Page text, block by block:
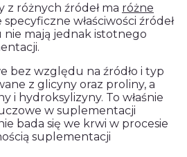
z różnych źródeł ma różne
specyficzne właściwości źródeł
mają jednak istotnego
bez względu na źródło i typ
z glicyny oraz proliny, a
i hydroksylizyny. To właśnie
w suplementacji
bada się we krwi w procesie
suplementacji